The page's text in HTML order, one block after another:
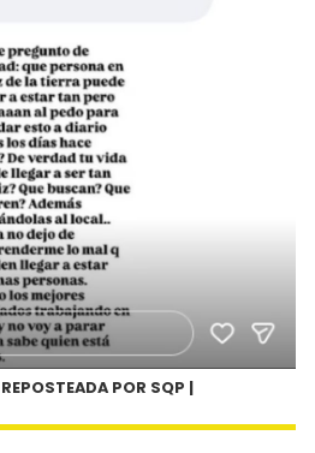
POR SQP |